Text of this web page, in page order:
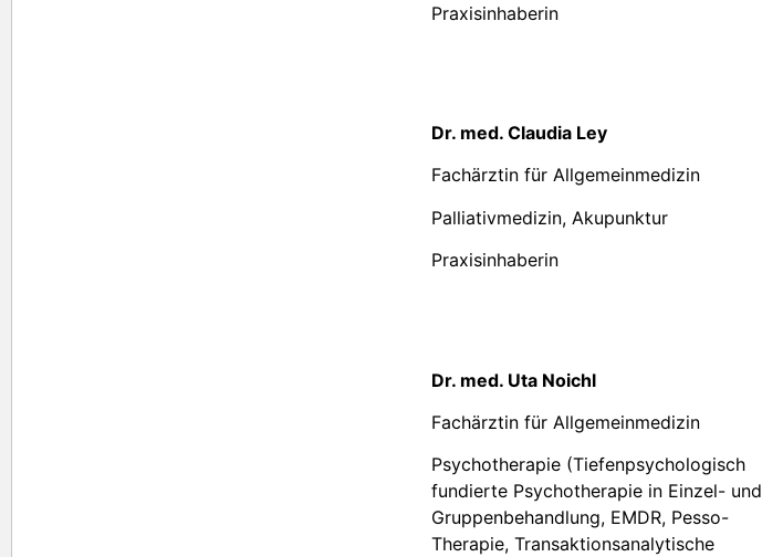
Praxisinhaberin
Dr. med. Claudia Ley
Fachärztin für Allgemeinmedizin
Palliativmedizin, Akupunktur
Praxisinhaberin
Dr. med. Uta Noichl
Fachärztin für Allgemeinmedizin
Psychotherapie (Tiefenpsychologisch
fundierte Psychotherapie in Einzel- und
Gruppenbehandlung, EMDR, Pesso-
Therapie, Transaktionsanalytische